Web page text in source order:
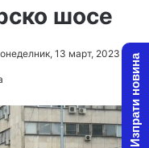
шосе
13 март, 2023 Изпрати новина